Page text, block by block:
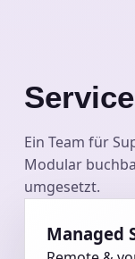
Ein Team für
Modular
umgesetzt.
Managed